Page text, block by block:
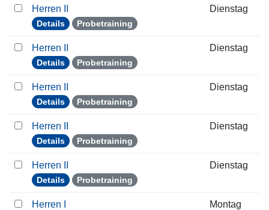
Herren II
Details Probetraining
Dienstag
Herren II
Details Probetraining
Dienstag
Herren II
Details Probetraining
Dienstag
Herren II
Details Probetraining
Dienstag
Herren II
Details Probetraining
Dienstag
Herren I Montag